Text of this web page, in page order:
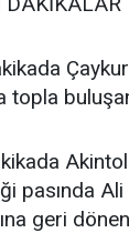
topla
pasında
geri